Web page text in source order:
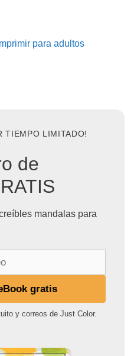
para adultos
TIEMPO LIMITADO!
de
mandalas para
gratis
y correos de Just Color.